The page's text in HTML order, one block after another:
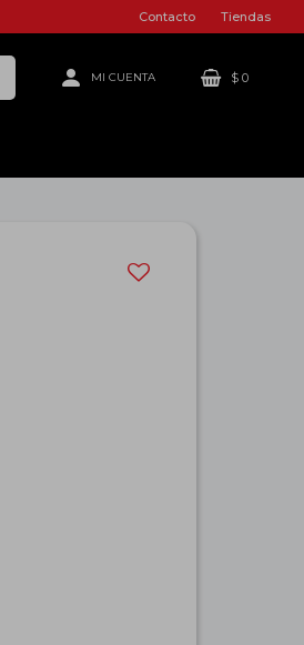
$ 0
Contacto Tiendas